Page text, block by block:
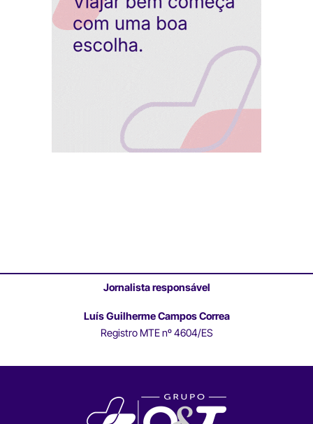
Jornalista responsável
Luís Guilherme Campos Correa
Registro MTE nº 4604/ES